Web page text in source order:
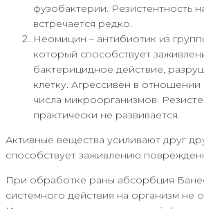
фузобактерии. Резистентность
встречается редко.
Неомицин – антибиотик из
который способствует
бактерицидное действие,
клетку. Агрессивен в
числа микроорганизмов.
практически не развивается.
Активные вещества усиливают друг
способствует заживлению
При обработке раны абсорбция
системного действия на организм не